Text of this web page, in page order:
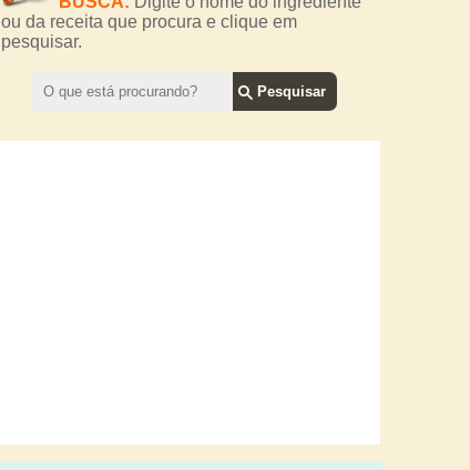
ou da receita que procura e clique em
pesquisar.